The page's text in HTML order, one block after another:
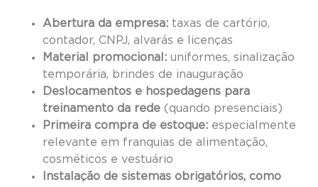
Abertura da empresa: taxas de cartório,
contador, CNPJ, alvarás e licenças
Material promocional: uniformes, sinalização
temporária, brindes de inauguração
Deslocamentos e hospedagens para
treinamento da rede (quando presenciais)
Primeira compra de estoque: especialmente
relevante em franquias de alimentação,
cosméticos e vestuário
Instalação de sistemas obrigatórios, como